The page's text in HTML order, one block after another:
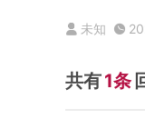
未知
共有1条